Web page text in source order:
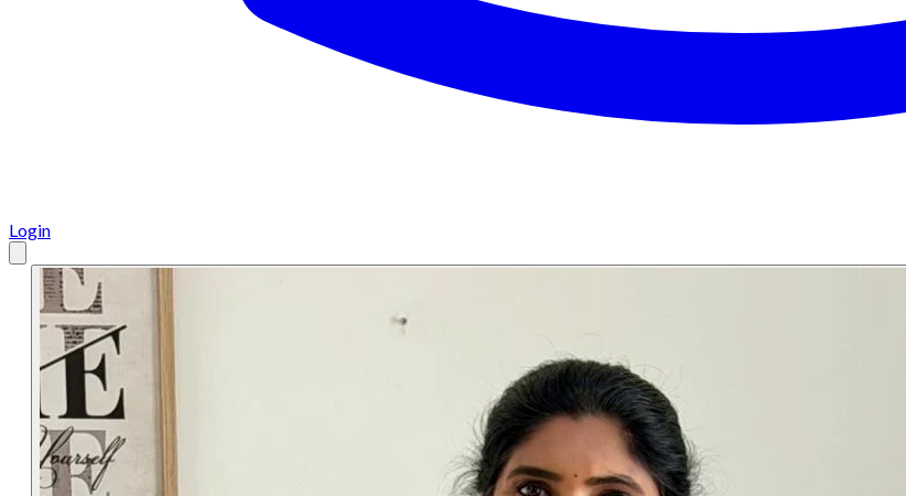
Login